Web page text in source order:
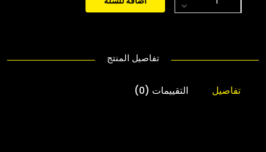
تفاصيل المنتج
تفاصيل التقييمات (0)